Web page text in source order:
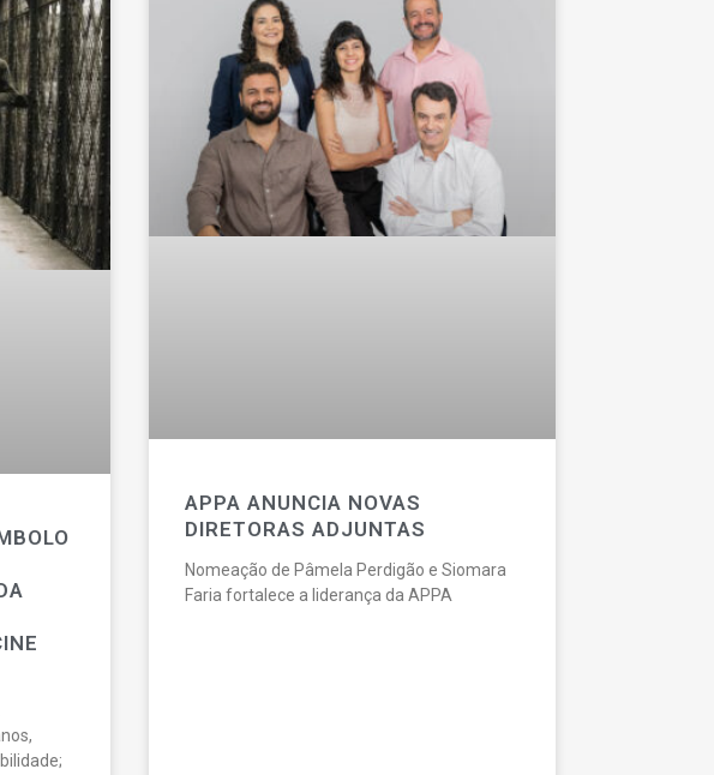
APPA ANUNCIA NOVAS
DIRETORAS ADJUNTAS
Nomeação de Pâmela Perdigão e Siomara
Faria fortalece a liderança da APPA